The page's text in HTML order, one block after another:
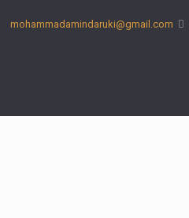
mohammadamindaruki@gmail.com